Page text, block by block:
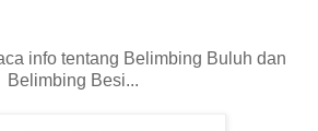
info tentang Belimbing Buluh dan
Belimbing Besi...